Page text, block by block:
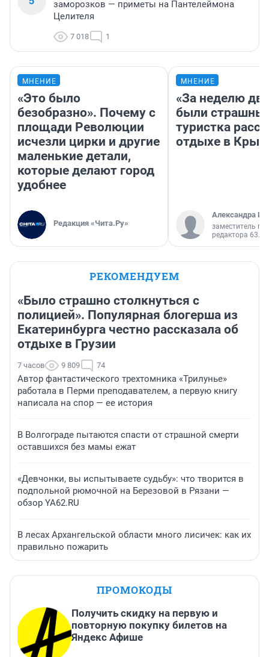
заморозков — приметы на Пантелеймона
Целителя
7 018 1
МНЕНИЕ
«Это было
безобразно». Почему с
площади Революции
исчезли цирки и другие
маленькие детали,
которые делают город
удобнее
Редакция «Чита.Ру»
МНЕНИЕ
«За неделю
были
туристка
отдыхе в
Александра
заместитель
редактора 63.RU
РЕКОМЕНДУЕМ
«Было страшно столкнуться с
полицией». Популярная блогерша из
Екатеринбурга честно рассказала об
отдыхе в Грузии
7 часов 9 809 74
Автор фантастического трехтомника «Трилунье»
работала в Перми преподавателем, а первую книгу
написала на спор — ее история
В Волгограде пытаются спасти от страшной смерти
оставшихся без мамы ежат
«Девчонки, вы испытываете судьбу»: что творится в
подпольной рюмочной на Березовой в Рязани —
обзор YA62.RU
В лесах Архангельской области много лисичек: как их
правильно пожарить
ПРОМОКОДЫ
Получить скидку на первую и
повторную покупку билетов на
Яндекс Афише